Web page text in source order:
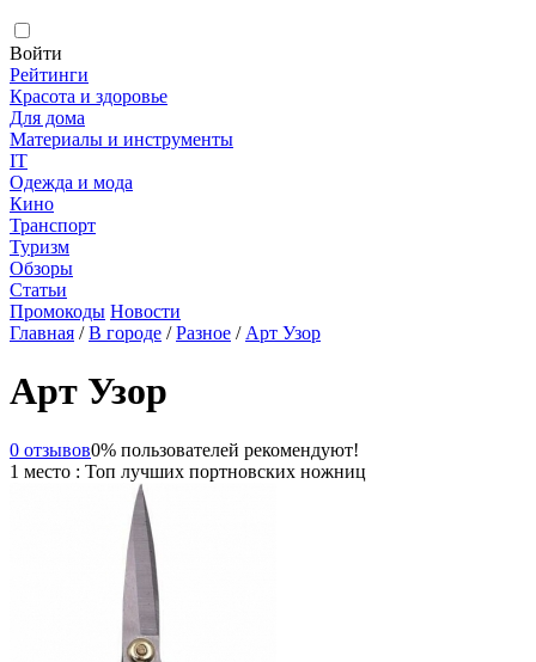
Войти
Рейтинги
Красота и здоровье
Для дома
Материалы и инструменты
IT
Одежда и мода
Кино
Транспорт
Туризм
Обзоры
Статьи
Промокоды Новости
Главная /В городе /Разное / Арт Узор
Арт Узор
0 отзывов0% пользователей рекомендуют!
1 место : Топ лучших портновских ножниц